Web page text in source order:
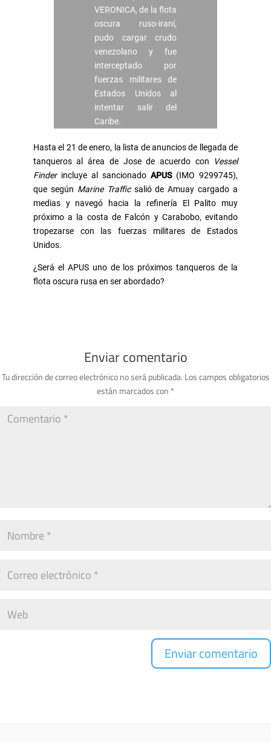
VERONICA, de la flota
oscura ruso-iraní,
pudo cargar crudo
venezolano y fue
interceptado por
fuerzas militares de
Estados Unidos al
intentar salir del
Caribe.
Hasta el 21 de enero, la lista de anuncios de llegada de
tanqueros al área de Jose de acuerdo con
Vessel
Finderincluye al sancionadoAPUS(IMO 9299745),
que según Marine Trafficsalió de Amuay cargado a
medias y navegó hacia la refinería El Palito muy
próximo a la costa de Falcón y Carabobo, evitando
tropezarse con las fuerzas militares de Estados
Unidos.
¿Será el APUS uno de los próximos tanqueros de la
flota oscura rusa en ser abordado?
Enviar comentario
Tu dirección de correo electrónico no será publicada. Los campos obligatorios
están marcados con *